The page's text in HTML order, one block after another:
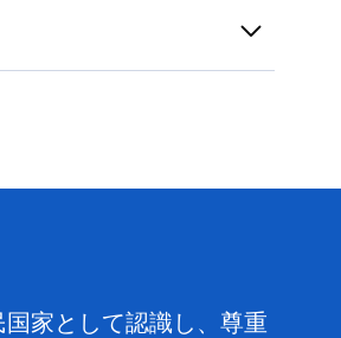
家として認識し、尊重